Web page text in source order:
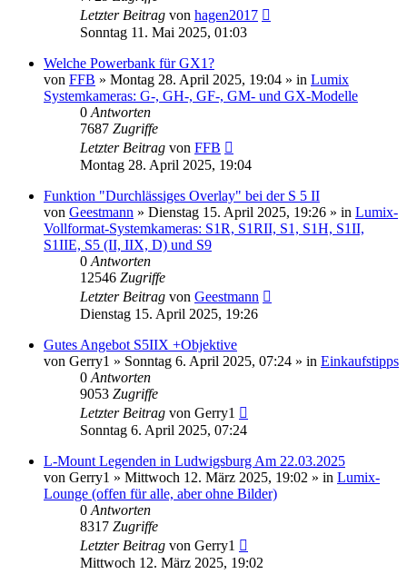
Letzter Beitrag von hagen2017
Sonntag 11. Mai 2025, 01:03
Welche Powerbank für GX1?
von FFB » Montag 28. April 2025, 19:04 » in Lumix
Systemkameras: G-, GH-, GF-, GM- und GX-Modelle
0 Antworten
7687 Zugriffe
Letzter Beitrag von FFB
Montag 28. April 2025, 19:04
Funktion "Durchlässiges Overlay" bei der S 5 II
von Geestmann » Dienstag 15. April 2025, 19:26 » in Lumix-
Vollformat-Systemkameras: S1R, S1RII, S1, S1H, S1II,
S1IIE, S5 (II, IIX, D) und S9
0 Antworten
12546 Zugriffe
Letzter Beitrag von Geestmann
Dienstag 15. April 2025, 19:26
Gutes Angebot S5IIX +Objektive
von Gerry1 » Sonntag 6. April 2025, 07:24 » in Einkaufstipps
0 Antworten
9053 Zugriffe
Letzter Beitrag von Gerry1
Sonntag 6. April 2025, 07:24
L-Mount Legenden in Ludwigsburg Am 22.03.2025
von Gerry1 » Mittwoch 12. März 2025, 19:02 » in Lumix-
Lounge (offen für alle, aber ohne Bilder)
0 Antworten
8317 Zugriffe
Letzter Beitrag von Gerry1
Mittwoch 12. März 2025, 19:02